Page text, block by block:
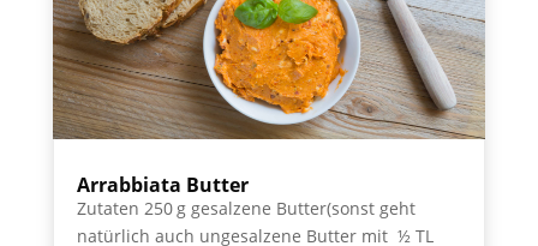
Arrabbiata Butter
Zutaten 250 g gesalzene Butter(sonst geht
natürlich auch ungesalzene Butter mit ½ TL